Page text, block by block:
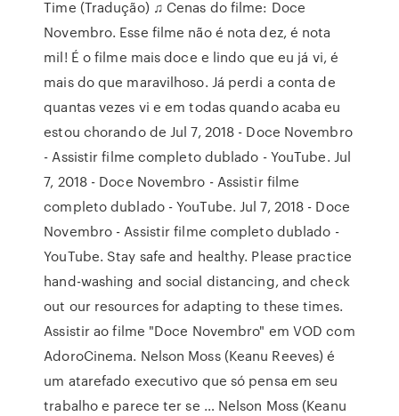
Time (Tradução) ♫ Cenas do filme: Doce
Novembro. Esse filme não é nota dez, é nota
mil! É o filme mais doce e lindo que eu já vi, é
mais do que maravilhoso. Já perdi a conta de
quantas vezes vi e em todas quando acaba eu
estou chorando de Jul 7, 2018 - Doce Novembro
- Assistir filme completo dublado - YouTube. Jul
7, 2018 - Doce Novembro - Assistir filme
completo dublado - YouTube. Jul 7, 2018 - Doce
Novembro - Assistir filme completo dublado -
YouTube. Stay safe and healthy. Please practice
hand-washing and social distancing, and check
out our resources for adapting to these times.
Assistir ao filme "Doce Novembro" em VOD com
AdoroCinema. Nelson Moss (Keanu Reeves) é
um atarefado executivo que só pensa em seu
trabalho e parece ter se … Nelson Moss (Keanu